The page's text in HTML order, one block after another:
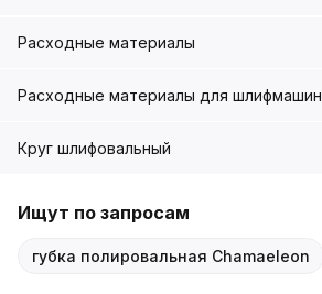
Расходные материалы
Расходные материалы для шлифмашин
Круг шлифовальный
Ищут по запросам
губка полировальная Chamaeleon